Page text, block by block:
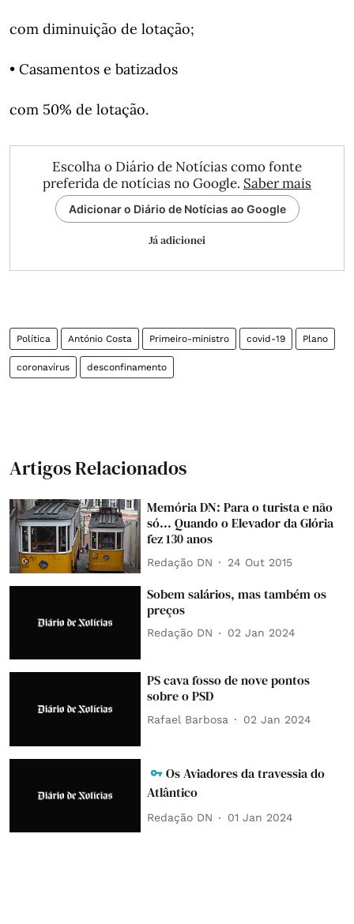
com diminuição de lotação;
• Casamentos e batizados
com 50% de lotação.
Escolha o Diário de Notícias como fonte
preferida de notícias no Google. Saber mais
Adicionar o Diário de Notícias ao Google
Já adicionei
Política António Costa Primeiro-ministro covid-19 Plano
coronavírus desconfinamento
Artigos Relacionados
Memória DN: Para o turista e não
só... Quando o Elevador da Glória
fez 130 anos
Redação DN 24 Out 2015
Sobem salários, mas também os
preços
Redação DN 02 Jan 2024
PS cava fosso de nove pontos
sobre o PSD
Rafael Barbosa 02 Jan 2024
Os Aviadores da travessia do
Atlântico
Redação DN 01 Jan 2024